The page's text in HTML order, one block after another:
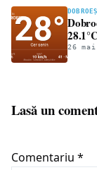
28.1°C
26 mai
Lasă un
Comentariu *